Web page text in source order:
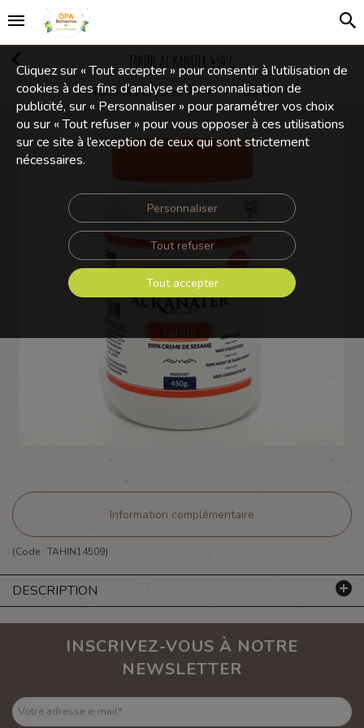
TAHINE AL KANATER 450 G
Tous les articles
Olives et Condiments
Tahine
Information complémentaire
(Code : TAHIN14509)
DESCRIPTION
Cliquez sur « Tout accepter » pour consentir à l'utilisation de
cookies à des fins d’analyse et personnalisation de
publicité, sur « Personnaliser » pour paramétrer vos choix
ou sur « Tout refuser » pour vous opposer à ces utilisations
sur ce site à l’exception de ceux qui sont strictement
nécessaires.
Personnaliser
Tout refuser
Tout accepter
INSCRIVEZ-VOUS À NOTRE
NEWSLETTER
Votre adresse e-mail*